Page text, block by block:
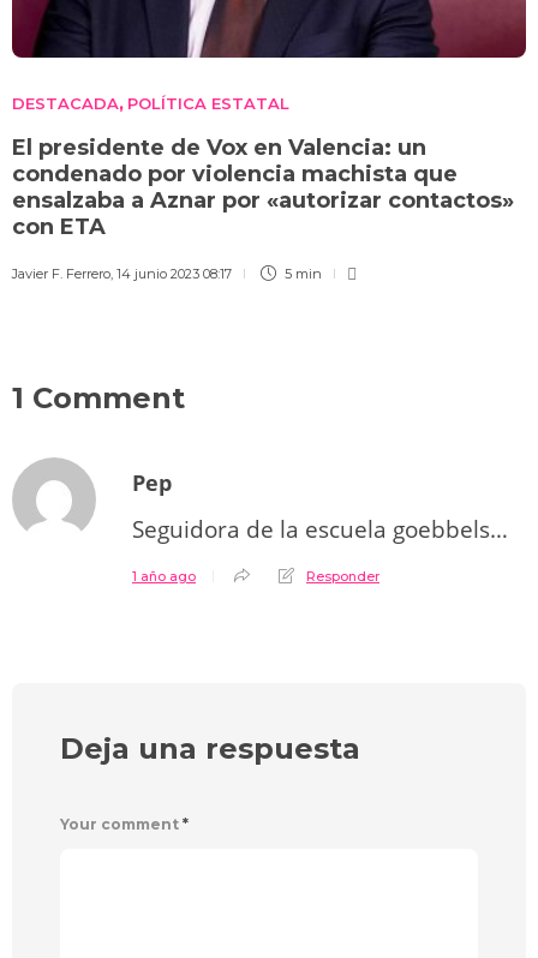
DESTACADA, POLÍTICA ESTATAL
El presidente de Vox en Valencia: un
condenado por violencia machista que
ensalzaba a Aznar por «autorizar contactos»
con ETA
Javier F. Ferrero, 14 junio 2023 08:17 5 min
1 Comment
Pep
Seguidora de la escuela goebbels…
1 año ago Responder
Deja una respuesta
Your comment *